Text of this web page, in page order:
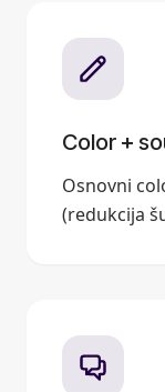
Color +
Osnovni
(redukcija